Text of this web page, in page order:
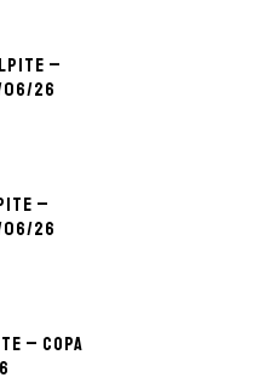
–
06/26
–
06/26
– Copa